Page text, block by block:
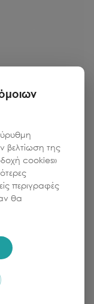
βελτίωση της
cookies»
περιγραφές
θα